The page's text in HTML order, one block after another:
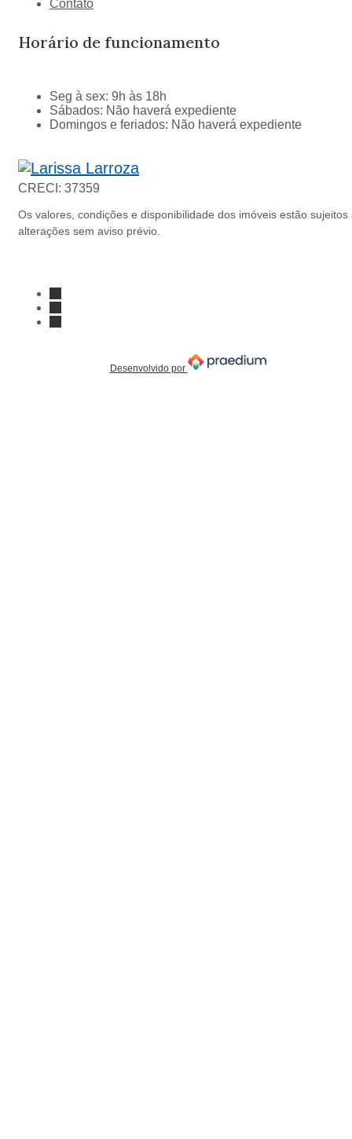
Contato
Horário de funcionamento
Seg à sex: 9h às 18h
Sábados: Não haverá expediente
Domingos e feriados: Não haverá expediente
Página inicial
CRECI: 37359
Os valores, condições e disponibilidade dos imóveis estão sujeitos
alterações sem aviso prévio.
Desenvolvido por